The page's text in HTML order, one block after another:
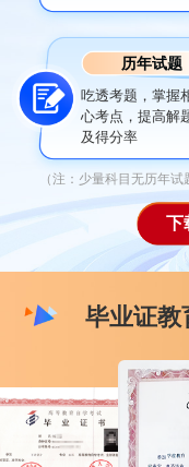
历年试题
吃透考题，掌握
心考点，提高解
及得分率
（注：少量科目无历年试
下
毕业证